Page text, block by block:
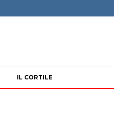
IL CORTILE